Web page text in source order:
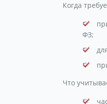
Когда
ФЗ;
Что